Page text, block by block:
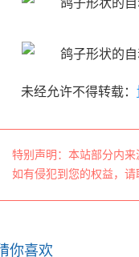
未经允许不得转载：
特别声明：本站部分内来
如有侵犯到您的权益，请
你喜欢